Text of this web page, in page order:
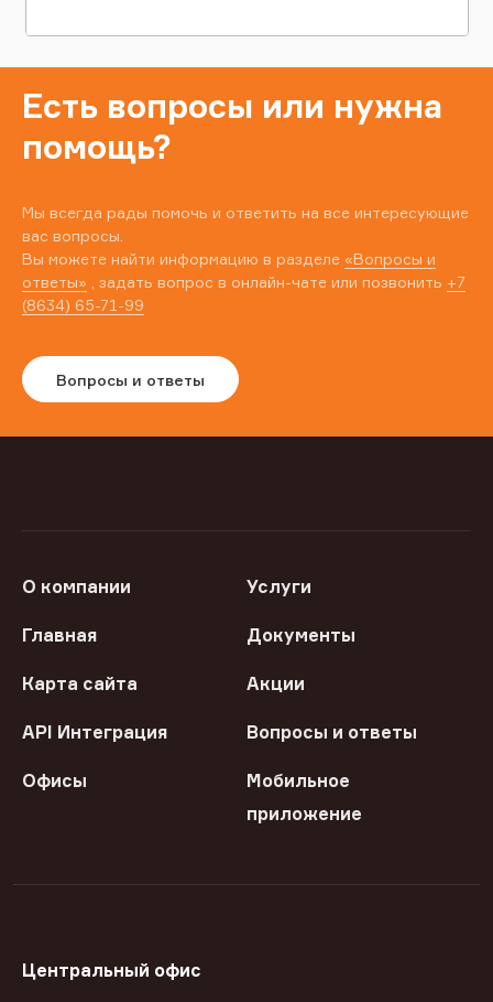
Есть вопросы или нужна
помощь?
Мы всегда рады помочь и ответить на все интересующие
вас вопросы.
Вы можете найти информацию в разделе «Вопросы и
ответы» , задать вопрос в онлайн-чате или позвонить +7
(8634) 65-71-99
Вопросы и ответы
О компании Услуги
Главная Документы
Карта сайта Акции
API Интеграция Вопросы и ответы
Офисы
Мобильное
приложение
Центральный офис